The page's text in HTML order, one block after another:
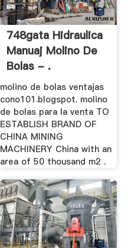
748gata Hidraulica
Manuaj Molino De
Bolas - .
molino de bolas ventajas
cono101.blogspot. molino
de bolas para la venta TO
ESTABLISH BRAND OF
CHINA MINING
MACHINERY China with an
area of 50 thousand m2 .